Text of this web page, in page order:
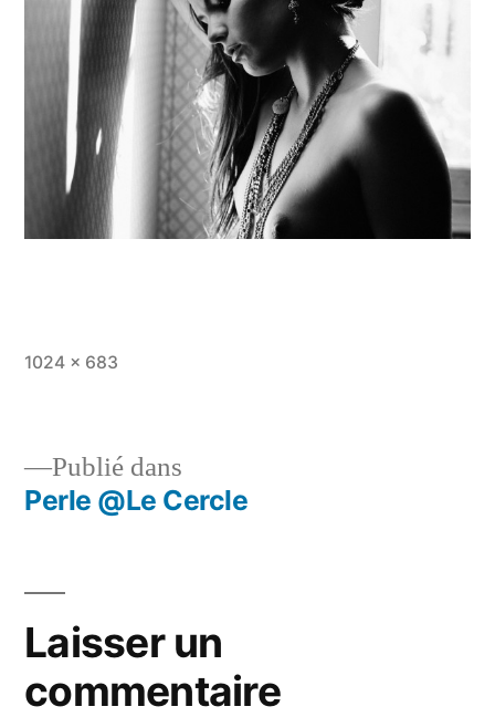
Taille
1024 × 683
Navigation
l’article
Publié dans
Perle @Le Cercle
Laisser un
commentaire